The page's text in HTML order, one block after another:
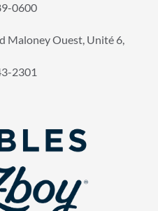
0600
Maloney Ouest, Unité 6,
2301